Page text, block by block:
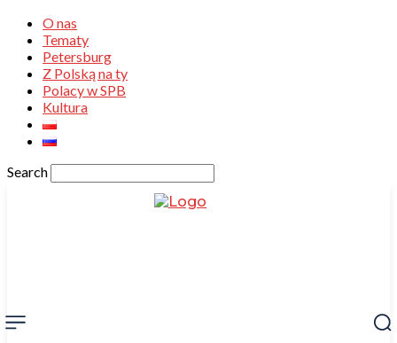
O nas
Tematy
Petersburg
Z Polską na ty
Polacy w SPB
Kultura
Search